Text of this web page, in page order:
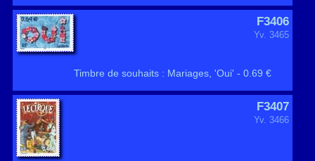
F3406
Yv. 3465
Timbre de souhaits : Mariages, 'Oui' - 0.69 €
F3407
Yv. 3466